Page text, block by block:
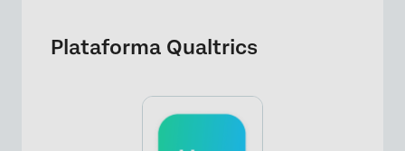
Plataforma Qualtrics